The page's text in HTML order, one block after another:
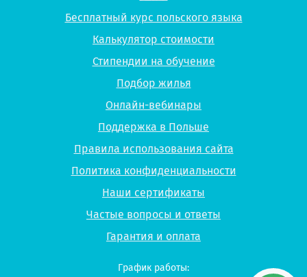
Бесплатный курс польского языка
Калькулятор стоимости
Стипендии на обучение
Подбор жилья
Онлайн-вебинары
Поддержка в Польше
Правила использования сайта
Политика конфиденциальности
Наши сертификаты
Частые вопросы и ответы
Гарантия и оплата